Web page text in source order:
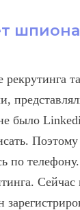
было
по
Сейчас